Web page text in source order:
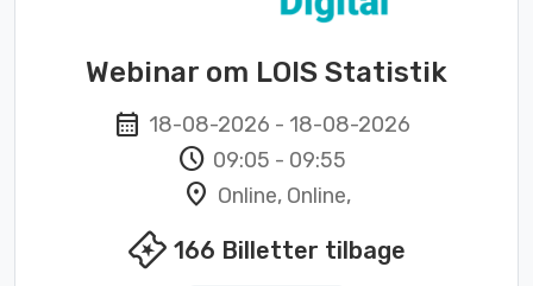
Webinar om LOIS Statistik
calendar_month 18-08-2026 - 18-08-2026
schedule 09:05 - 09:55
location_on Online, Online,
local_activity166 Billetter tilbage